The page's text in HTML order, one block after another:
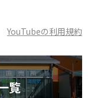
YouTubeの利用規約
覧